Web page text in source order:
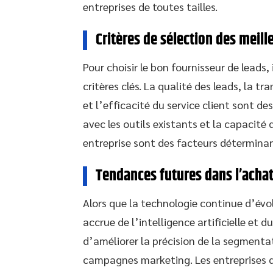
entreprises de toutes tailles.
Critères de sélection des
Pour choisir le bon fournisseur de
critères clés. La qualité des leads, la
et l’efficacité du service client sont
avec les outils existants et la capacité
entreprise sont des facteurs
Tendances futures dans
Alors que la technologie continue
accrue de l’intelligence artificielle et
d’améliorer la précision de la
campagnes marketing. Les